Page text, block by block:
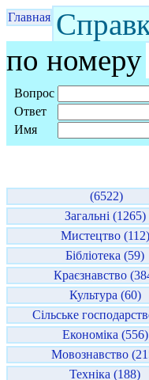
Главная
по номеру
Вопрос
Ответ
Имя
(6522)
Загальні (1265)
Мистецтво (112)
Бібліотека (59)
Краєзнавство
Культура (60)
Сільське
Економіка (556)
Мовознавство
Техніка (188)